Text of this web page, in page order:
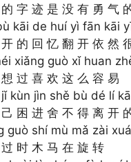
字 迹 是 没 有 勇 气
kāi de huí yì fān kāi
的 回 忆 翻 开 依 然
xiǎng guò xǐ huan
过 喜 欢 这 么 容 易
kùn jìn shě bù dé lí
困 进 舍 不 得 离 开
guò shí mù mǎ zài
时 木 马 在 旋 转